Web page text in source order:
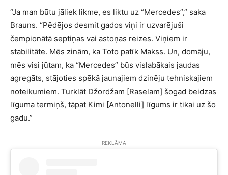
“Ja man būtu jāliek likme, es liktu uz “Mercedes”,” saka
Brauns. “Pēdējos desmit gados viņi ir uzvarējuši
čempionātā septiņas vai astoņas reizes. Viņiem ir
stabilitāte. Mēs zinām, ka Toto patīk Makss. Un, domāju,
mēs visi jūtam, ka “Mercedes” būs vislabākais jaudas
agregāts, stājoties spēkā jaunajiem dzinēju tehniskajiem
noteikumiem. Turklāt Džordžam [Raselam] šogad beidzas
līguma termiņš, tāpat Kimi [Antonelli] līgums ir tikai uz šo
gadu.”
REKLĀMA